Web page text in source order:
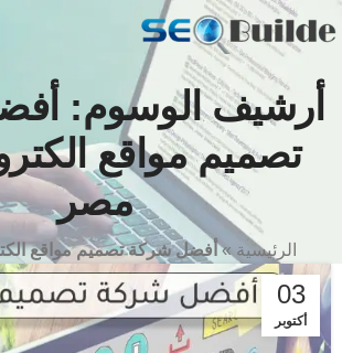
أرشيف الوسوم:
تصميم مواقع
مصر
الرئيسية » أفضل شركة تصميم مواقع
03
أكتوبر